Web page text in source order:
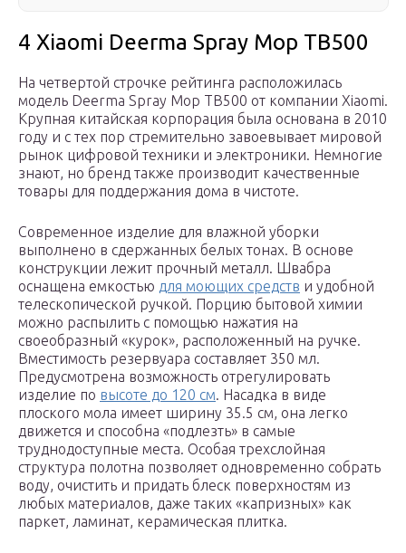
4 Xiaomi Deerma Spray Mop TB500
На четвертой строчке рейтинга расположилась
модель Deerma Spray Mop TB500 от компании Xiaomi.
Крупная китайская корпорация была основана в 2010
году и с тех пор стремительно завоевывает мировой
рынок цифровой техники и электроники. Немногие
знают, но бренд также производит качественные
товары для поддержания дома в чистоте.
Современное изделие для влажной уборки
выполнено в сдержанных белых тонах. В основе
конструкции лежит прочный металл. Швабра
оснащена емкостью для моющих средств и удобной
телескопической ручкой. Порцию бытовой химии
можно распылить с помощью нажатия на
своеобразный «курок», расположенный на ручке.
Вместимость резервуара составляет 350 мл.
Предусмотрена возможность отрегулировать
изделие по высоте до 120 см. Насадка в виде
плоского мола имеет ширину 35.5 см, она легко
движется и способна «подлезть» в самые
труднодоступные места. Особая трехслойная
структура полотна позволяет одновременно собрать
воду, очистить и придать блеск поверхностям из
любых материалов, даже таких «капризных» как
паркет, ламинат, керамическая плитка.